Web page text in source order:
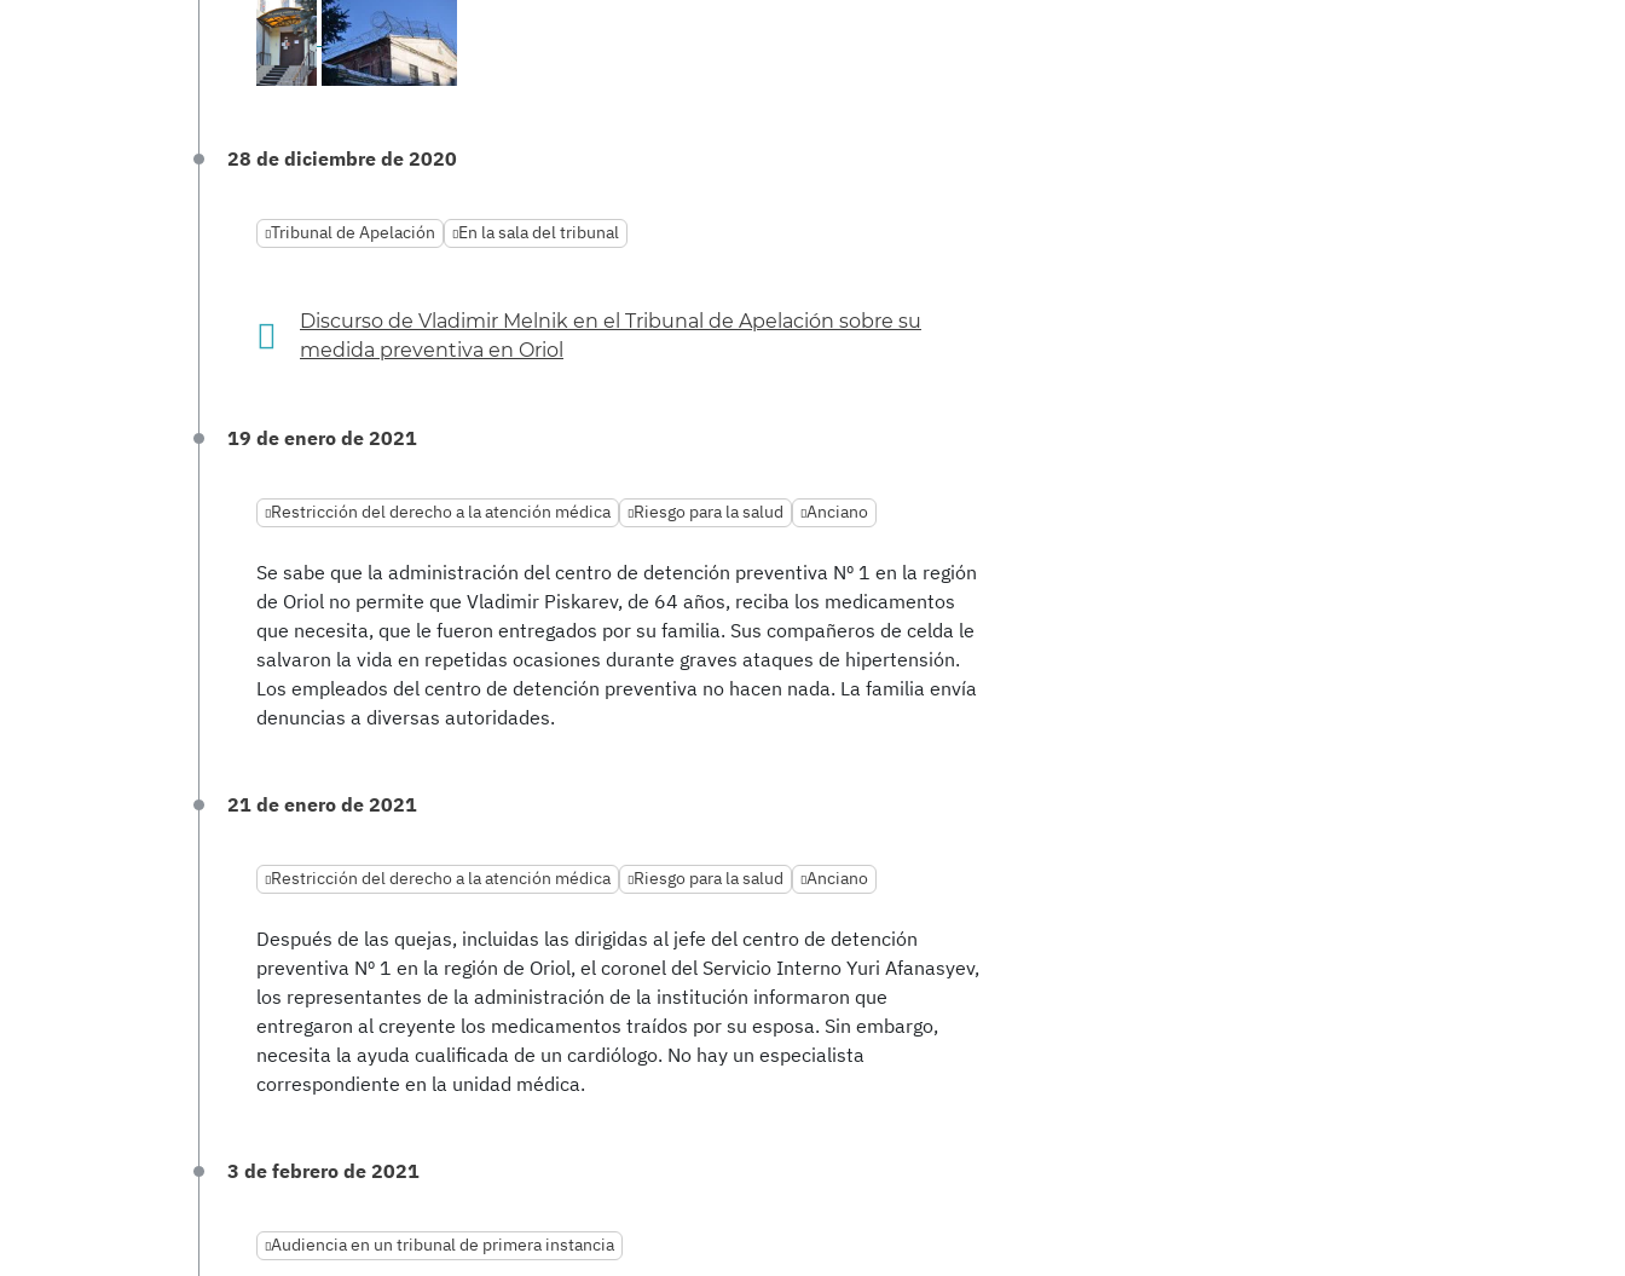
28 de diciembre de 2020
Tribunal de Apelación En la sala del tribunal
Discurso de Vladimir Melnik en el Tribunal de Apelación sobre su
medida preventiva en Oriol
19 de enero de 2021
Restricción del derecho a la atención médica Riesgo para la salud Anciano
Se sabe que la administración del centro de detención preventiva Nº 1 en la región
de Oriol no permite que Vladimir Piskarev, de 64 años, reciba los medicamentos
que necesita, que le fueron entregados por su familia. Sus compañeros de celda le
salvaron la vida en repetidas ocasiones durante graves ataques de hipertensión.
Los empleados del centro de detención preventiva no hacen nada. La familia envía
denuncias a diversas autoridades.
21 de enero de 2021
Restricción del derecho a la atención médica Riesgo para la salud Anciano
Después de las quejas, incluidas las dirigidas al jefe del centro de detención
preventiva Nº 1 en la región de Oriol, el coronel del Servicio Interno Yuri Afanasyev,
los representantes de la administración de la institución informaron que
entregaron al creyente los medicamentos traídos por su esposa. Sin embargo,
necesita la ayuda cualificada de un cardiólogo. No hay un especialista
correspondiente en la unidad médica.
3 de febrero de 2021
Audiencia en un tribunal de primera instancia